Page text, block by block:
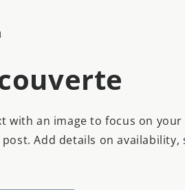
with an image to focus on
Add details on availability,